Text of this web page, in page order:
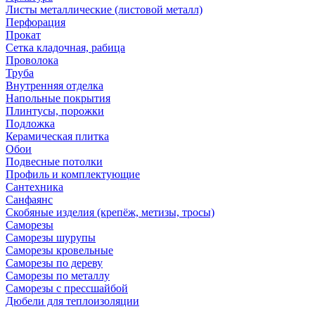
Листы металлические (листовой металл)
Перфорация
Прокат
Сетка кладочная, рабица
Проволока
Труба
Внутренняя отделка
Напольные покрытия
Плинтусы, порожки
Подложка
Керамическая плитка
Обои
Подвесные потолки
Профиль и комплектующие
Сантехника
Санфаянс
Скобяные изделия (крепёж, метизы, тросы)
Саморезы
Саморезы шурупы
Саморезы кровельные
Саморезы по дереву
Саморезы по металлу
Саморезы с прессшайбой
Дюбели для теплоизоляции